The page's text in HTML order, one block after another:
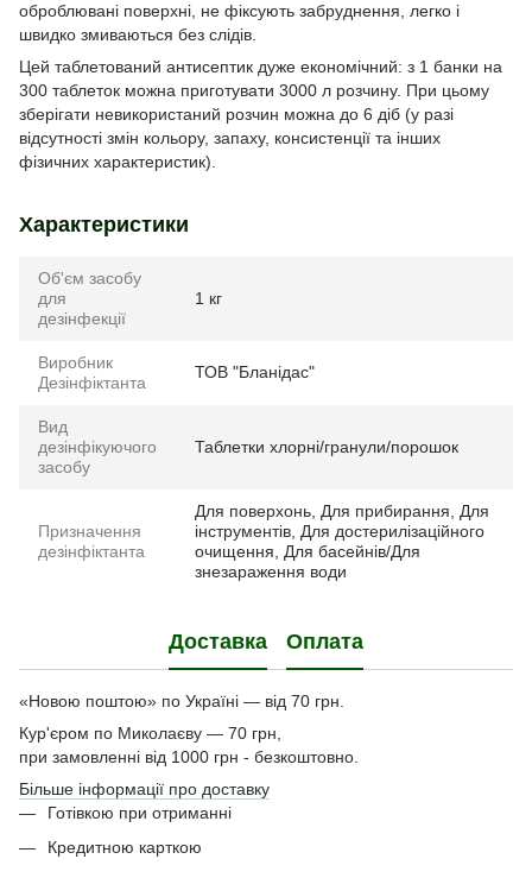
оброблювані поверхні, не фіксують забруднення, легко і
швидко змиваються без слідів.
Цей таблетований антисептик дуже економічний: з 1 банки на
300 таблеток можна приготувати 3000 л розчину. При цьому
зберігати невикористаний розчин можна до 6 діб (у разі
відсутності змін кольору, запаху, консистенції та інших
фізичних характеристик).
Характеристики
Об'єм засобу
для
дезінфекції
1 кг
Виробник
Дезінфіктанта
ТОВ "Бланідас"
Вид
дезінфікуючого
засобу
Таблетки хлорні/гранули/порошок
Призначення
дезінфіктанта
Для поверхонь, Для прибирання, Для
інструментів, Для достерилізаційного
очищення, Для басейнів/Для
знезараження води
Доставка Оплата
«Новою поштою» по Україні — від 70 грн.
Кур'єром по Миколаєву — 70 грн,
при замовленні від 1000 грн - безкоштовно.
Більше інформації про доставку
Готівкою при отриманні
Кредитною карткою